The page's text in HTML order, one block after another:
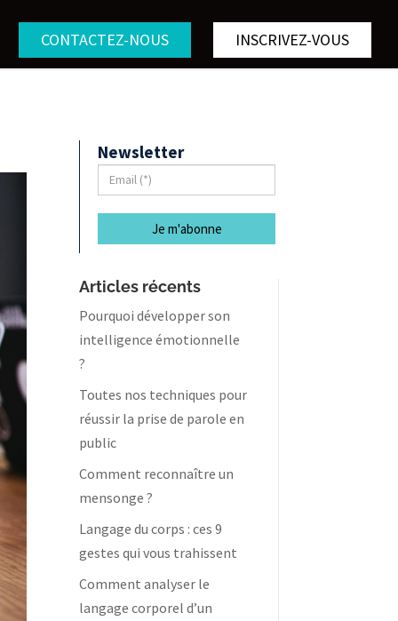
CONTACTEZ-NOUS INSCRIVEZ-VOUS
Newsletter
Articles récents
Pourquoi développer son
intelligence émotionnelle
?
Toutes nos techniques pour
réussir la prise de parole en
public
Comment reconnaître un
mensonge ?
Langage du corps : ces 9
gestes qui vous trahissent
Comment analyser le
langage corporel d’un